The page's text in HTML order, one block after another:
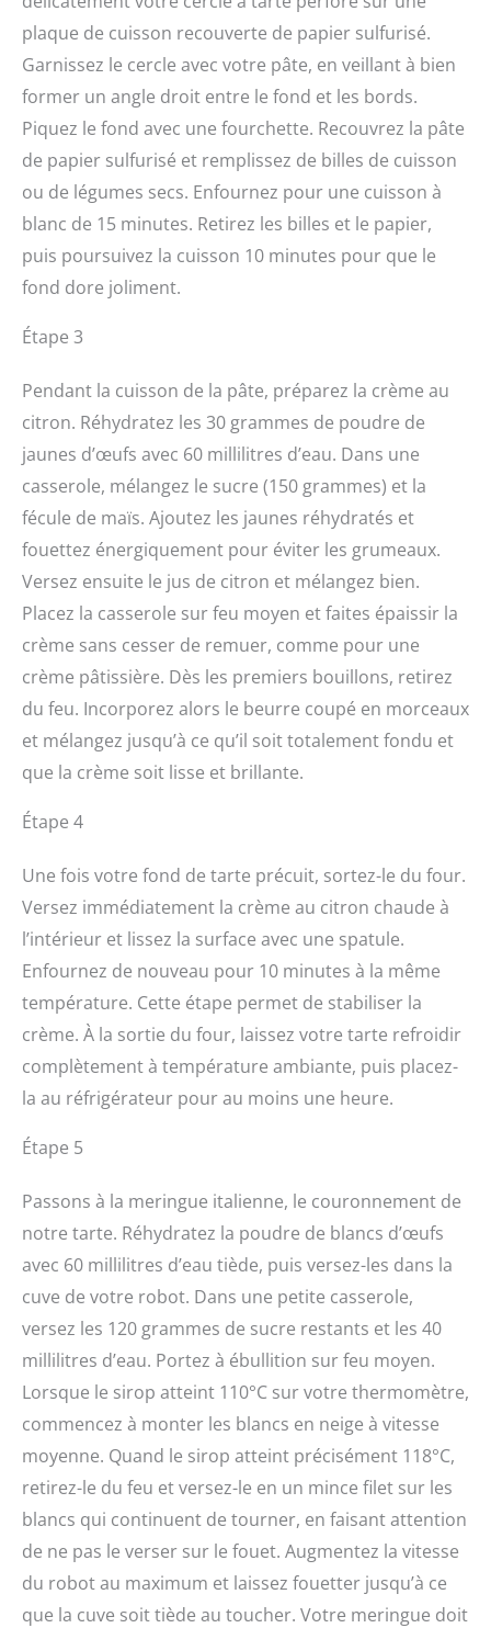
plaque de cuisson recouverte de papier sulfurisé.
Garnissez le cercle avec votre pâte, en veillant à bien
former un angle droit entre le fond et les bords.
Piquez le fond avec une fourchette. Recouvrez la pâte
de papier sulfurisé et remplissez de billes de cuisson
ou de légumes secs. Enfournez pour une cuisson à
blanc de 15 minutes. Retirez les billes et le papier,
puis poursuivez la cuisson 10 minutes pour que le
fond dore joliment.
Étape 3
Pendant la cuisson de la pâte, préparez la crème au
citron. Réhydratez les 30 grammes de poudre de
jaunes d’œufs avec 60 millilitres d’eau. Dans une
casserole, mélangez le sucre (150 grammes) et la
fécule de maïs. Ajoutez les jaunes réhydratés et
fouettez énergiquement pour éviter les grumeaux.
Versez ensuite le jus de citron et mélangez bien.
Placez la casserole sur feu moyen et faites épaissir la
crème sans cesser de remuer, comme pour une
crème pâtissière. Dès les premiers bouillons, retirez
du feu. Incorporez alors le beurre coupé en morceaux
et mélangez jusqu’à ce qu’il soit totalement fondu et
que la crème soit lisse et brillante.
Étape 4
Une fois votre fond de tarte précuit, sortez-le du four.
Versez immédiatement la crème au citron chaude à
l’intérieur et lissez la surface avec une spatule.
Enfournez de nouveau pour 10 minutes à la même
température. Cette étape permet de stabiliser la
crème. À la sortie du four, laissez votre tarte refroidir
complètement à température ambiante, puis placez-
la au réfrigérateur pour au moins une heure.
Étape 5
Passons à la meringue italienne, le couronnement de
notre tarte. Réhydratez la poudre de blancs d’œufs
avec 60 millilitres d’eau tiède, puis versez-les dans la
cuve de votre robot. Dans une petite casserole,
versez les 120 grammes de sucre restants et les 40
millilitres d’eau. Portez à ébullition sur feu moyen.
Lorsque le sirop atteint 110°C sur votre thermomètre,
commencez à monter les blancs en neige à vitesse
moyenne. Quand le sirop atteint précisément 118°C,
retirez-le du feu et versez-le en un mince filet sur les
blancs qui continuent de tourner, en faisant attention
de ne pas le verser sur le fouet. Augmentez la vitesse
du robot au maximum et laissez fouetter jusqu’à ce
que la cuve soit tiède au toucher. Votre meringue doit